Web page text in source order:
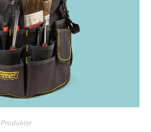
Produkter